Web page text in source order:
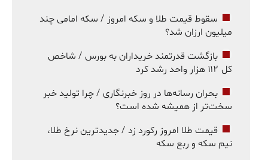
سقوط قیمت طلا و سکه امروز / سکه امامی چند
میلیون ارزان شد؟
بازگشت قدرتمند خریداران به بورس / شاخص
بحران رسانه‌ها در روز خبرنگاری / چرا تولید خبر
سخت‌تر از همیشه شده است؟
قیمت طلا امروز رکورد زد / جدیدترین نرخ طلا،
نیم سکه و ربع سکه